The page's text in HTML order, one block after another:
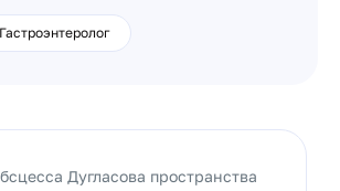
Гастроэнтеролог
Дугласова пространства